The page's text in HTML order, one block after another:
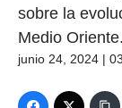
sobre la
Medio Oriente.
junio 24, 2024 |